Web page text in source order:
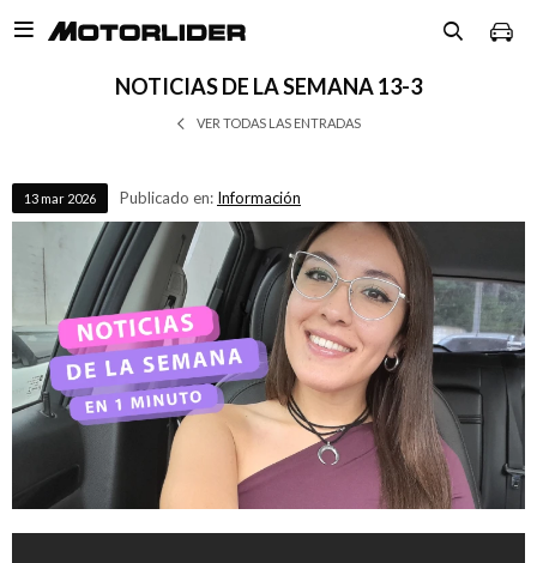

NOTICIAS DE LA SEMANA 13-3
VER TODAS LAS ENTRADAS
13 mar 2026 Publicado en: Información